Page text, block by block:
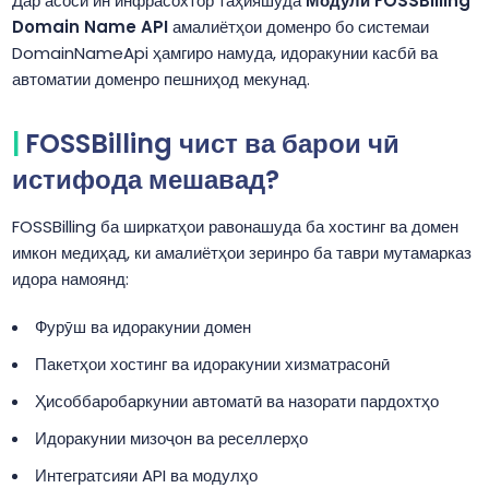
Domain Name APIамалиётҳои доменро бо системаи
DomainNameApi ҳамгиро намуда, идоракунии касбӣ ва
автоматии доменро пешниҳод мекунад.
FOSSBilling чист ва барои чӣ
истифода мешавад?
FOSSBilling ба ширкатҳои равонашуда ба хостинг ва домен
имкон медиҳад, ки амалиётҳои зеринро ба таври мутамарказ
идора намоянд:
Фурӯш ва идоракунии домен
Пакетҳои хостинг ва идоракунии хизматрасонӣ
Ҳисоббаробаркунии автоматӣ ва назорати пардохтҳо
Идоракунии мизоҷон ва реселлерҳо
Интегратсияи API ва модулҳо